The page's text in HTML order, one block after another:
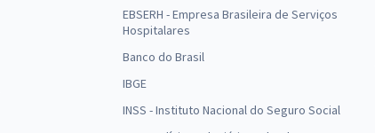
EBSERH - Empresa Brasileira de Serviços
Hospitalares
Banco do Brasil
IBGE
INSS - Instituto Nacional do Seguro Social